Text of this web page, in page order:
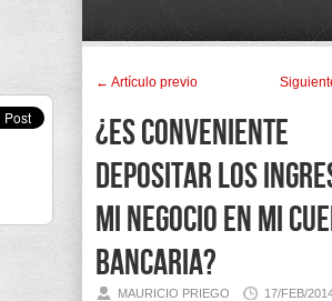
← Artí­culo previo
¿Es conveniente
depositar los
mi negocio en mi
bancaria?
MAURICIO PRIEGO 17/FEB/